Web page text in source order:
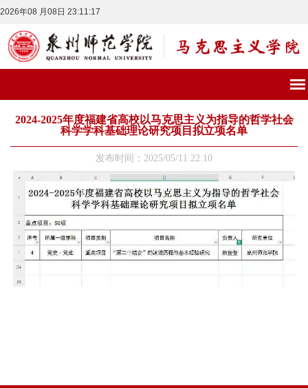
2026年08 月08日 23:11:18
2024-2025年度福建省高校以马克思主义为指导的哲学社会
科学学科基础理论研究项目拟立项名单
发布时间：2025/05/11 22:10